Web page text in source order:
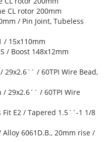
CL rotor 200mm
/ Pin Joint, Tubeless
/ 15x110mm
/ Boost 148x12mm
/ 60TPI Wire Bead,
29x2.6´´ / 60TPI Wire
Fit E2 / Tapered 1.5´´-1 1/8
Alloy 6061D.B., 20mm rise /